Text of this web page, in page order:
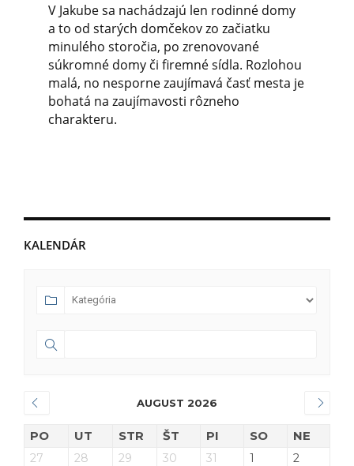
KALENDÁR
AUGUST 2026
PO UT STR ŠT PI SO NE
27 28 29 30 31 1 2
V Jakube sa nachádzajú len rodinné domy
a to od starých domčekov zo začiatku
minulého storočia, po zrenovované
súkromné domy či firemné sídla. Rozlohou
malá, no nesporne zaujímavá časť mesta je
bohatá na zaujímavosti rôzneho
charakteru.